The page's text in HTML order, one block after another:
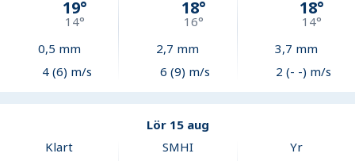
19°
14°
0,5 mm
4 (6) m/s
18°
16°
2,7 mm
6 (9) m/s
18°
14°
3,7 mm
2 (- -) m/s
Lör 15 aug
Klart
SMHI Yr